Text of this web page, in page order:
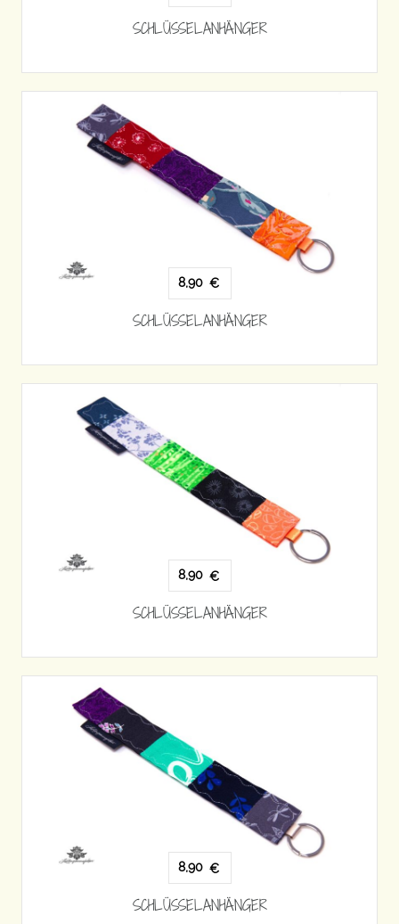
SCHLÜSSELANHÄNGER
8,90 €
SCHLÜSSELANHÄNGER
8,90 €
SCHLÜSSELANHÄNGER
8,90 €
SCHLÜSSELANHÄNGER